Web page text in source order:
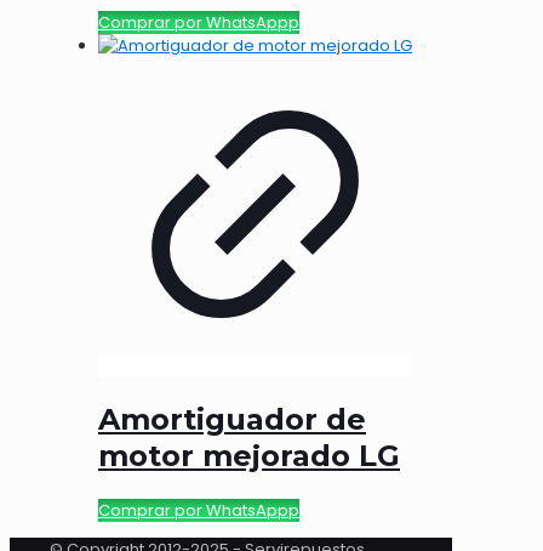
Comprar por WhatsAppp
Amortiguador de
motor mejorado LG
Comprar por WhatsAppp